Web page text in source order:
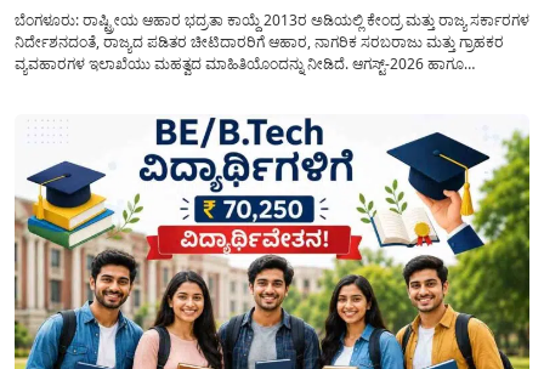
ಬೆಂಗಳೂರು: ರಾಷ್ಟ್ರೀಯ ಆಹಾರ ಭದ್ರತಾ ಕಾಯ್ದೆ 2013ರ ಅಡಿಯಲ್ಲಿ ಕೇಂದ್ರ ಮತ್ತು ರಾಜ್ಯ ಸರ್ಕಾರಗಳ
ನಿರ್ದೇಶನದಂತೆ, ರಾಜ್ಯದ ಪಡಿತರ ಚೀಟಿದಾರರಿಗೆ ಆಹಾರ, ನಾಗರಿಕ ಸರಬರಾಜು ಮತ್ತು ಗ್ರಾಹಕರ
ವ್ಯವಹಾರಗಳ ಇಲಾಖೆಯು ಮಹತ್ವದ ಮಾಹಿತಿಯೊಂದನ್ನು ನೀಡಿದೆ. ಆಗಸ್ಟ್-2026 ಹಾಗೂ